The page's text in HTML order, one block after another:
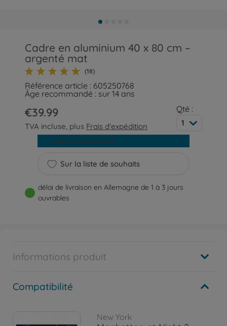
Cadre en aluminium 40 x 80 cm –
argenté mat
(18)
Référence article : 605250768
Âge recommandé : sur 14 ans
€39.99
TVA incluse, plus Frais d'expédition
Qté :
1
Sur la liste de souhaits
Ajouter au panier
délai de livraison en Allemagne de 1 à 3 jours
ouvrables
Informations produit
Compatibilité
New York